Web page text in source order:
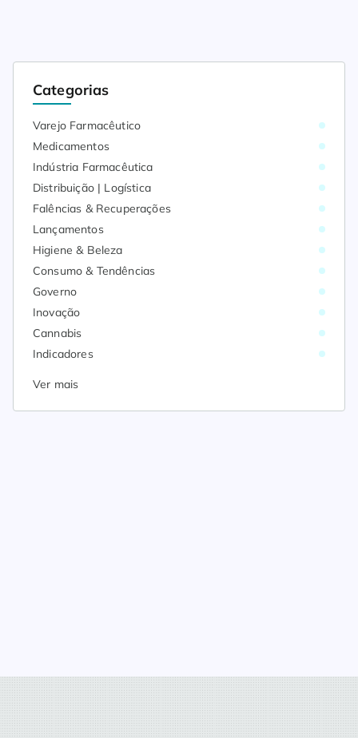
Categorias
Varejo Farmacêutico
Medicamentos
Indústria Farmacêutica
Distribuição | Logística
Falências & Recuperações
Lançamentos
Higiene & Beleza
Consumo & Tendências
Governo
Inovação
Cannabis
Indicadores
Ver mais